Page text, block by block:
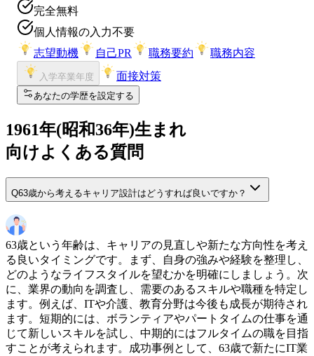
完全無料
個人情報の入力不要
志望動機
自己PR 職務要約 職務内容
入学卒業年度 面接対策
あなたの学歴を設定する
1961年(昭和36年)生まれ
向けよくある質問
Q63歳から考えるキャリア設計はどうすれば良いですか？
63歳という年齢は、キャリアの見直しや新たな方向性を考え
る良いタイミングです。まず、自身の強みや経験を整理し、
どのようなライフスタイルを望むかを明確にしましょう。次
に、業界の動向を調査し、需要のあるスキルや職種を特定し
ます。例えば、ITや介護、教育分野は今後も成長が期待され
ます。短期的には、ボランティアやパートタイムの仕事を通
じて新しいスキルを試し、中期的にはフルタイムの職を目指
すことが考えられます。成功事例として、63歳で新たにIT業